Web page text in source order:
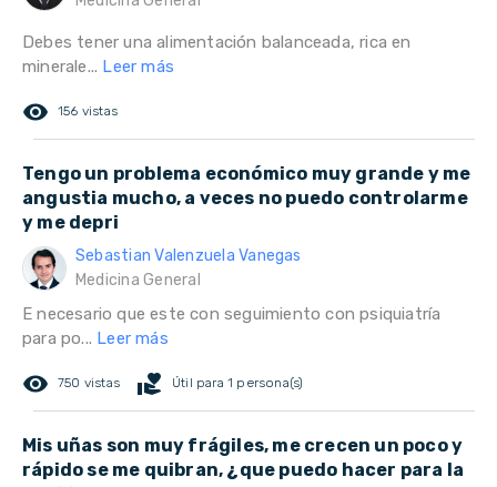
Debes tener una alimentación balanceada, rica en
minerale... Leer más
remove_red_eye 156 vistas
Tengo un problema económico muy grande y me
angustia mucho, a veces no puedo controlarme
y me depri
Sebastian Valenzuela Vanegas
Medicina General
E necesario que este con seguimiento con psiquiatría
para po... Leer más
remove_red_eye 750 vistas volunteer_activism Útil para 1 persona(s)
Mis uñas son muy frágiles, me crecen un poco y
rápido se me quibran, ¿que puedo hacer para la